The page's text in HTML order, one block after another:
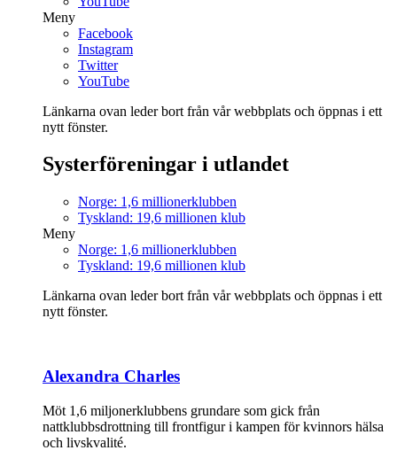
Meny
Facebook
Instagram
Twitter
YouTube
Länkarna ovan leder bort från vår webbplats och öppnas i ett
nytt fönster.
Systerföreningar i utlandet
Norge: 1,6 millionerklubben
Tyskland: 19,6 millionen klub
Meny
Norge: 1,6 millionerklubben
Tyskland: 19,6 millionen klub
Länkarna ovan leder bort från vår webbplats och öppnas i ett
nytt fönster.
Alexandra Charles
Möt 1,6 miljonerklubbens grundare som gick från
nattklubbsdrottning till frontfigur i kampen för kvinnors hälsa
och livskvalité.